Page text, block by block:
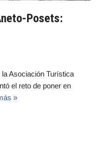
Posets:
Asociación Turística
el reto de poner en
»